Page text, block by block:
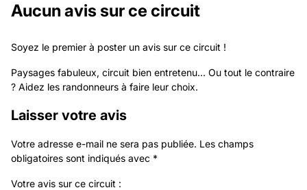
Aucun avis sur ce circuit
Soyez le premier à poster un avis sur ce circuit !
Paysages fabuleux, circuit bien entretenu... Ou tout le contraire
? Aidez les randonneurs à faire leur choix.
Laisser votre avis
Votre adresse e-mail ne sera pas publiée. Les champs
obligatoires sont indiqués avec *
Votre avis sur ce circuit :